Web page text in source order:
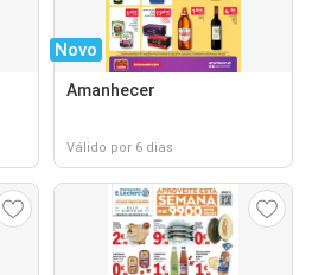
Novo
Amanhecer
Válido por 6 dias